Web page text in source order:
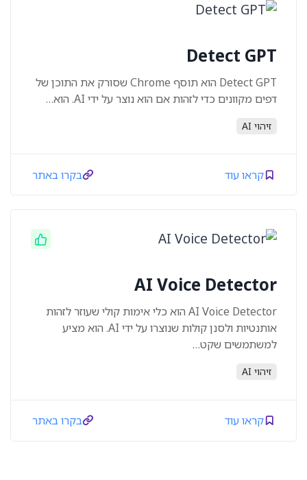
Detect GPT
Detect GPT הוא תוסף Chrome שסורק את התוכן של
דפים מקוונים כדי לזהות אם הוא נוצר על ידי AI. הוא…
זיהוי AI
קראו עוד בקרו באתר
AI Voice Detector
AI Voice Detector הוא כלי אימות קולי שעוזר לזהות
אותנטיות ולסנן קולות שנוצרו על ידי AI. הוא מציע
למשתמשים שקט…
זיהוי AI
קראו עוד בקרו באתר